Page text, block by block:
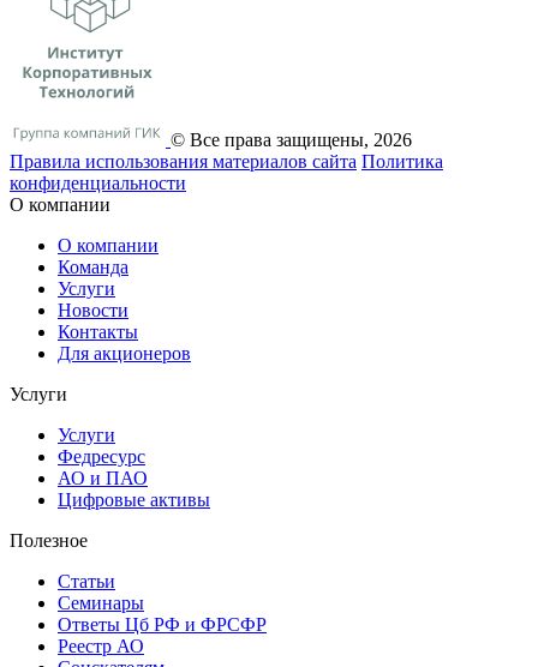
© Все права защищены, 2026
Правила использования материалов сайта Политика
конфиденциальности
О компании
О компании
Команда
Услуги
Новости
Контакты
Для акционеров
Услуги
Услуги
Федресурс
АО и ПАО
Цифровые активы
Полезное
Статьи
Cеминары
Ответы Цб РФ и ФРСФР
Реестр АО